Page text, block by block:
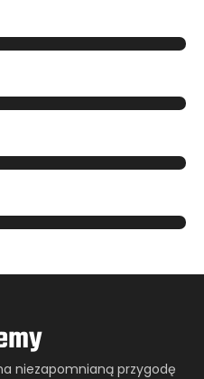
niezapomnianą przygodę